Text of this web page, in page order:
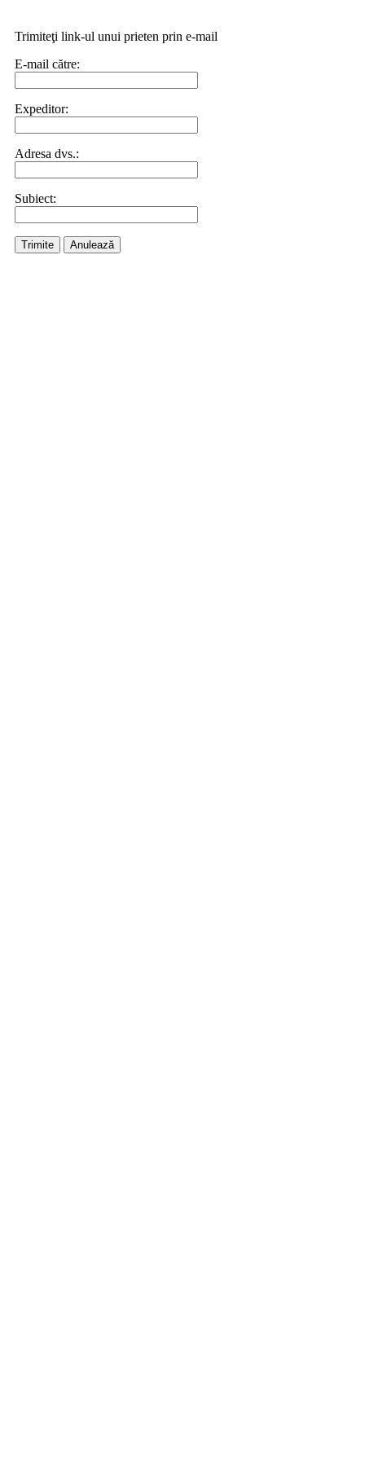
Trimiteţi link-ul unui prieten prin e-mail
E-mail către:
Expeditor:
Adresa dvs.:
Subiect:
Trimite Anulează